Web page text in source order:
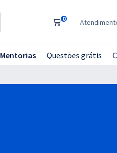
0
Mentorias Questões grátis